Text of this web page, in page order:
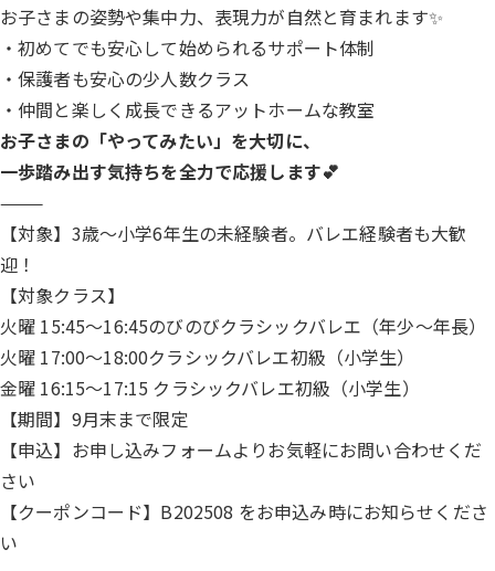
お子さまの姿勢や集中力、表現力が自然と育まれます✨
・初めてでも安心して始められるサポート体制
・保護者も安心の少人数クラス
・仲間と楽しく成長できるアットホームな教室
お子さまの「やってみたい」を大切に、
一歩踏み出す気持ちを全力で応援します💕
⸻
【対象】3歳〜小学6年生の未経験者。バレエ経験者も大歓
迎！
【対象クラス】
火曜 15:45〜16:45のびのびクラシックバレエ（年少〜年長）
火曜 17:00〜18:00クラシックバレエ初級（小学生）
金曜 16:15〜17:15 クラシックバレエ初級（小学生）
【期間】9月末まで限定
【申込】 お申し込みフォームよりお気軽にお問い合わせくだ
さい
【クーポンコード】B202508 をお申込み時にお知らせくださ
い